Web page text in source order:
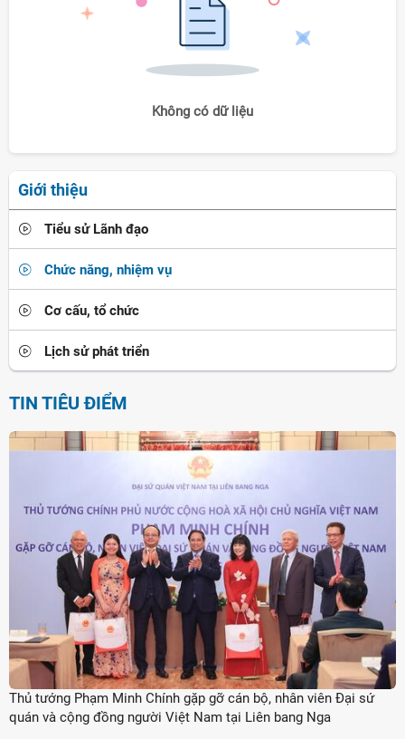
Không có dữ liệu
Giới thiệu
Tiểu sử Lãnh đạo
Chức năng, nhiệm vụ
Cơ cấu, tổ chức
Lịch sử phát triển
TIN TIÊU ĐIỂM
Thủ tướng Phạm Minh Chính gặp gỡ cán bộ, nhân viên Đại sứ
quán và cộng đồng người Việt Nam tại Liên bang Nga